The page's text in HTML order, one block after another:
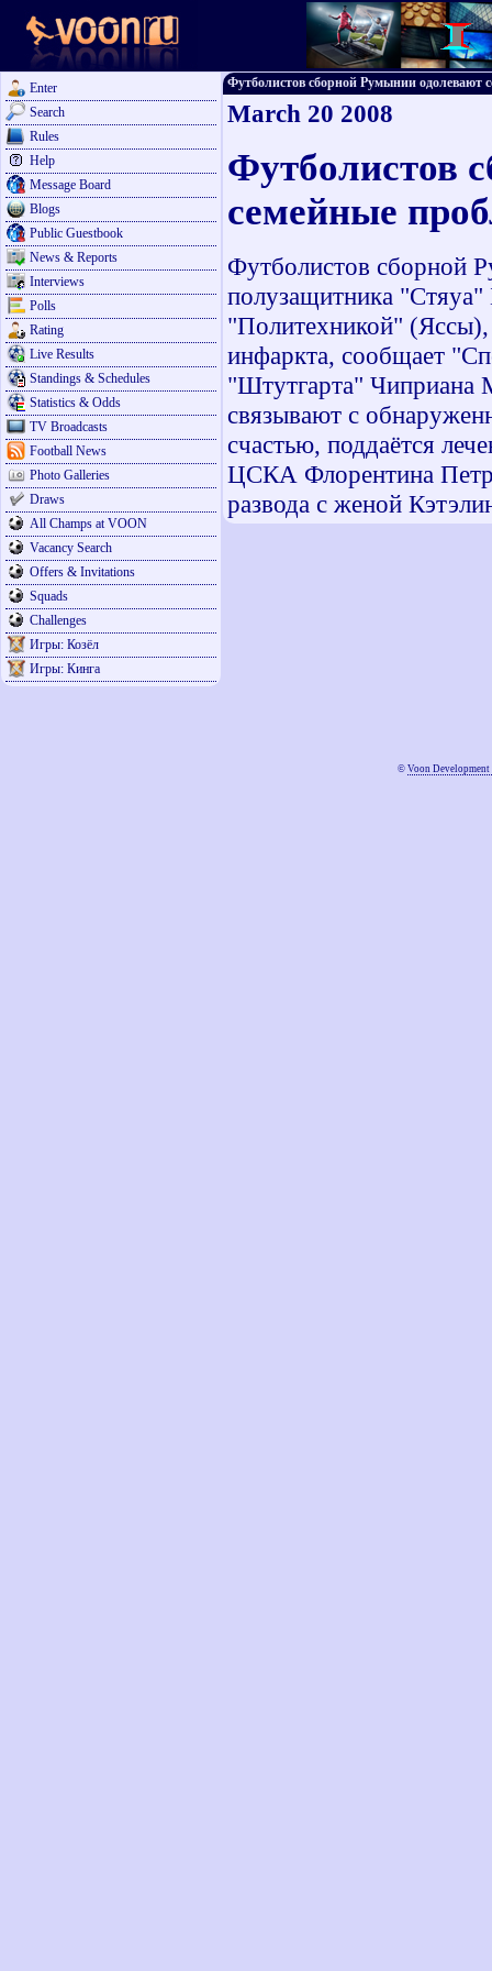
Enter
Search
Rules
Help
Message Board
Blogs
Public Guestbook
News & Reports
Interviews
Polls
Rating
Live Results
Standings & Schedules
Statistics & Odds
TV Broadcasts
Football News
Photo Galleries
Draws
All Champs at VOON
Vacancy Search
Offers & Invitations
Squads
Challenges
Игры: Козёл
Игры: Кинга
Футболистов сборной Румынии одолевают
March 20 2008
Футболистов
семейные
Футболистов сборной
полузащитника "Стяуа"
"Политехникой" (Яссы),
инфаркта, сообщает
"Штутгарта" Чиприана
связывают с
счастью, поддаётся
ЦСКА Флорентина
развода с женой
© Voon Development